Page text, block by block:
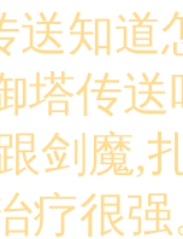
送知
塔传
剑魔,
疗很